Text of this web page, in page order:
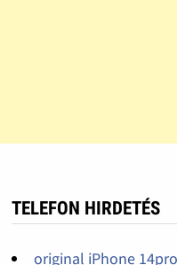
TELEFON HIRDETÉS
original iPhone